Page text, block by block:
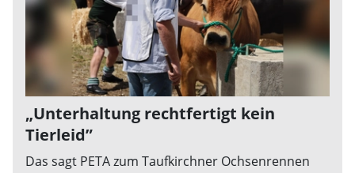
„Unterhaltung rechtfertigt kein
Tierleid”
Das sagt PETA zum Taufkirchner Ochsenrennen